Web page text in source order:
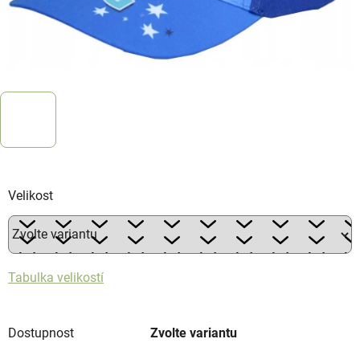
Velikost
Tabulka velikostí
Dostupnost
Zvolte variantu